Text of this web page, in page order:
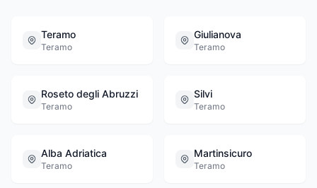
Teramo
Teramo
Giulianova
Teramo
Roseto degli Abruzzi
Teramo
Silvi
Teramo
Alba Adriatica
Teramo
Martinsicuro
Teramo